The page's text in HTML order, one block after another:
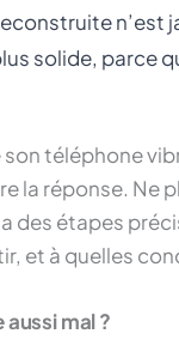
n’est
solide, parce
téléphone
la réponse. Ne
des étapes
et à quelles
mal ?